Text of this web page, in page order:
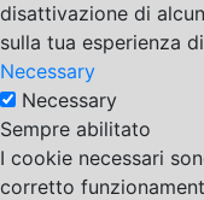
disattivazione di
sulla tua esperienza
Necessary
Necessary
Sempre abilitato
I cookie necessari
corretto